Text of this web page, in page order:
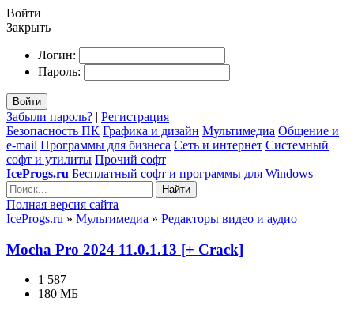
Войти
Закрыть
Логин:
Пароль:
Войти
Забыли пароль? | Регистрация
Безопасность ПК Графика и дизайн Мультимедиа Общение и
e-mail Программы для бизнеса Сеть и интернет Системный
софт и утилиты Прочий софт
IceProgs.ru Бесплатный софт и программы для Windows
Найти
Полная версия сайта
IceProgs.ru » Мультимедиа » Редакторы видео и аудио
Mocha Pro 2024 11.0.1.13 [+ Crack]
1 587
180 МБ